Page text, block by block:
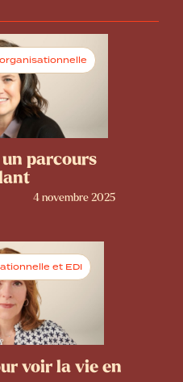
parcours
4 novembre 2025
et EDI
voir la vie en